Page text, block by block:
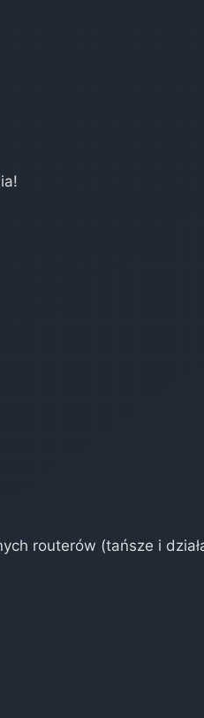
routerów (tańsze i